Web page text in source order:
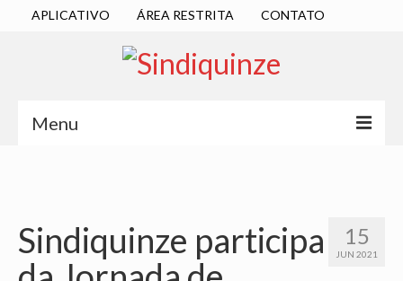
APLICATIVO ÁREA RESTRITA CONTATO
Menu
DIRETORIA EXECUTIVA 15
JUN 2021
Sindiquinze participa